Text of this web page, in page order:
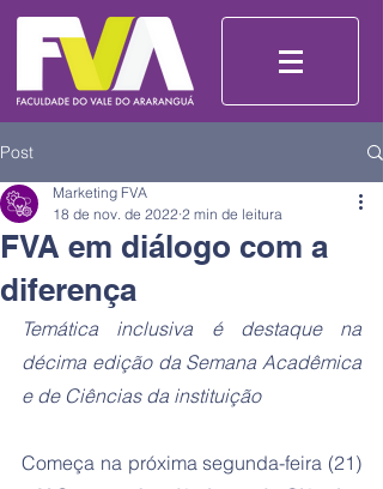
Post
FVA em diálogo com a
diferença
Marketing FVA
18 de nov. de 2022 2 min de leitura
Temática inclusiva é destaque na
décima edição da Semana Acadêmica
e de Ciências da instituição
Começa na próxima segunda-feira (21)